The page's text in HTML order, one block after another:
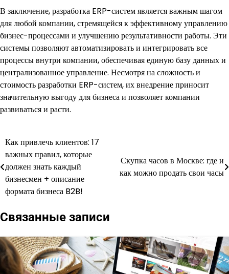
В заключение, разработка ERP-систем является важным шагом
для любой компании, стремящейся к эффективному управлению
бизнес-процессами и улучшению результативности работы. Эти
системы позволяют автоматизировать и интегрировать все
процессы внутри компании, обеспечивая единую базу данных и
централизованное управление. Несмотря на сложность и
стоимость разработки ERP-систем, их внедрение приносит
значительную выгоду для бизнеса и позволяет компании
развиваться и расти.
Навигация
по
записям
Как привлечь клиентов: 17
важных правил, которые
должен знать каждый
бизнесмен + описание
формата бизнеса B2B!
Скупка часов в Москве: где и
как можно продать свои часы
Связанные записи